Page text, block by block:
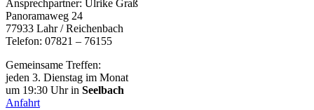
Ansprechpartner: Ulrike Graß
Panoramaweg 24
77933 Lahr / Reichenbach
Telefon: 07821 – 76155
Gemeinsame Treffen:
jeden 3. Dienstag im Monat
um 19:30 Uhr in Seelbach
Anfahrt